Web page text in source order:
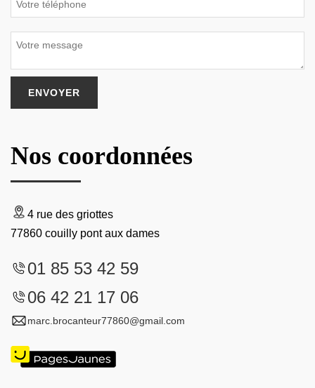
Nos coordonnées
4 rue des griottes
77860 couilly pont aux dames
01 85 53 42 59
06 42 21 17 06
marc.brocanteur77860@gmail.com